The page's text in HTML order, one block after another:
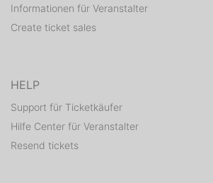
Informationen für Veranstalter
Create ticket sales
HELP
Support für Ticketkäufer
Hilfe Center für Veranstalter
Resend tickets